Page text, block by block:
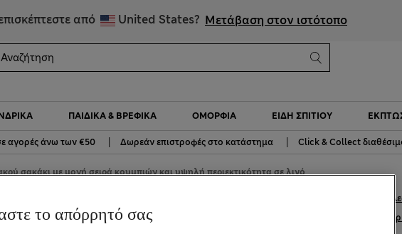
από United States? Μετάβαση στον ιστότοπο
ΠΑΙΔΙΚΆ & ΒΡΕΦΙΚΆ ΟΜΟΡΦΙΆ ΕΊΔΗ ΣΠΙΤΙΟΎ
αγορές άνω των €50 | Δωρεάν επιστροφές στο κατάστημα | Click & Collect
σακάκι με μονή σειρά κουμπιών και υψηλή περιεκτικότητα σε λινό
κουμπιών και υψηλή 165
το απόρρητό σας